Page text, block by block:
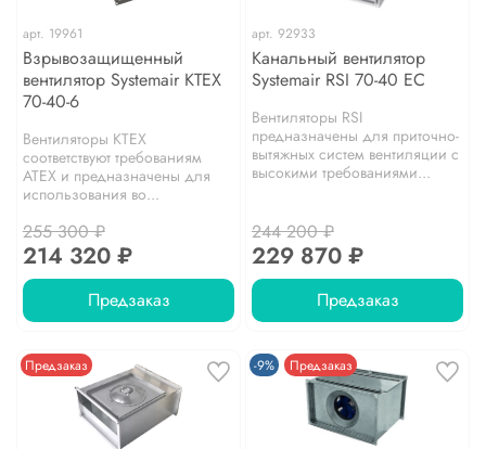
арт. 19961
Взрывозащищенный
вентилятор Systemair KTEX
70-40-6
Вентиляторы KTEX
соответствуют требованиям
ATEX и предназначены для
использования во...
255 300 ₽
214 320 ₽
Предзаказ
арт. 92933
Канальный вентилятор
Systemair RSI 70-40 EC
Вентиляторы RSI
предназначены для приточно-
вытяжных систем вентиляции с
высокими требованиями...
244 200 ₽
229 870 ₽
Предзаказ
Предзаказ -9% Предзаказ